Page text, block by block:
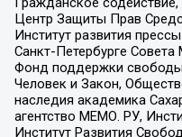
Центр Защиты Прав
Институт развития
Санкт-Петербурге
Фонд поддержки
Человек и Закон,
наследия академика
агентство МЕМО. РУ,
Институт Развития